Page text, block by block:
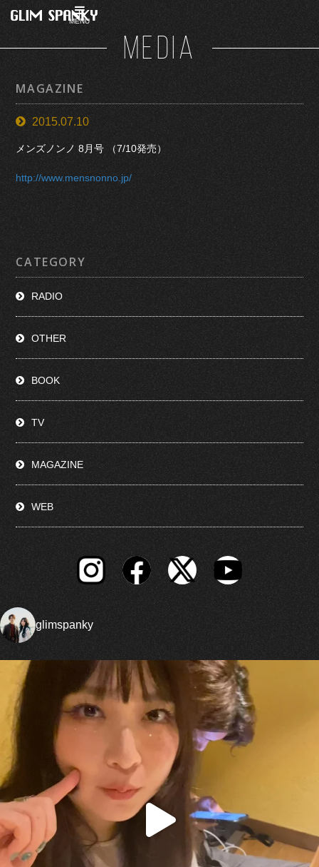
MENU
MEDIA
MAGAZINE
2015.07.10
メンズノンノ 8月号 （7/10発売）
http://www.mensnonno.jp/
CATEGORY
RADIO
OTHER
BOOK
TV
MAGAZINE
WEB
glimspanky